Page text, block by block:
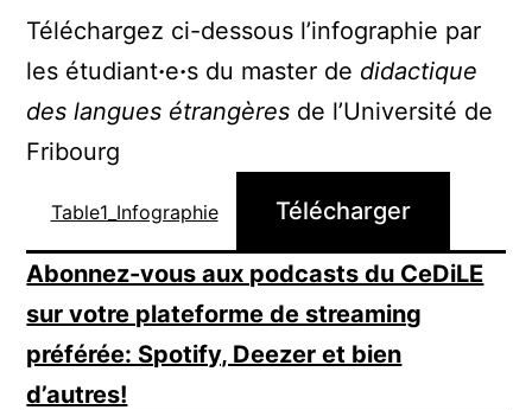
Téléchargez ci-dessous l’infographie par
les étudiant·e·s du master de didactique
des langues étrangères de l’Université de
Fribourg
Table1_Infographie Télécharger
Abonnez-vous aux podcasts du CeDiLE
sur votre plateforme de streaming
préférée: Spotify, Deezer et bien
d’autres!